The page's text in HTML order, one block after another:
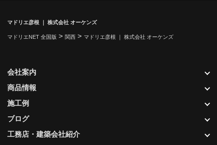
マドリエ彦根 ｜ 株式会社 オーケンズ
マドリエNET 全国版 > 関西 > マドリエ彦根 ｜ 株式会社 オーケンズ
会社案内
商品情報
施工例
ブログ
工務店・建築会社紹介